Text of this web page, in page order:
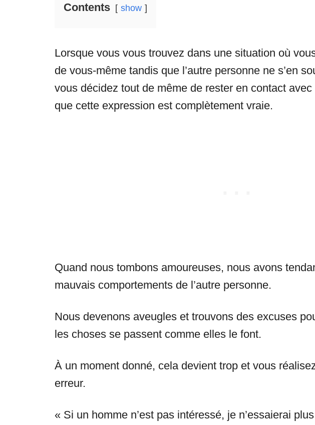
Contents show
Lorsque vous vous trouvez dans une situation où
de vous-même tandis que l’autre personne ne s’en
vous décidez tout de même de rester en contact
que cette expression est complètement vraie.
Quand nous tombons amoureuses, nous avons
mauvais comportements de l’autre personne.
Nous devenons aveugles et trouvons des excuses
les choses se passent comme elles le font.
À un moment donné, cela devient trop et vous
erreur.
« Si un homme n’est pas intéressé, je n’essaierai